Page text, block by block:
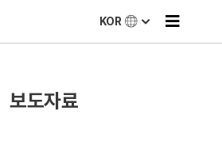
KOR
보도자료